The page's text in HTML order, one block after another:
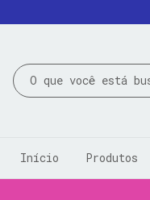
Início Produtos